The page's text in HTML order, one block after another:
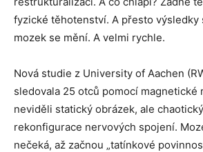
fyzické těhotenství. A přesto výsledky
mozek se mění. A velmi rychle.
Nová studie z University of Aachen
sledovala 25 otců pomocí magnetické
neviděli statický obrázek, ale
rekonfigurace nervových spojení.
nečeká, až začnou „tatínkové